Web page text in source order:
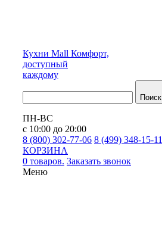
Кухни Mall Комфорт,
доступный
каждому
Поиск
ПН-ВС
с 10:00 до 20:00
8 (800) 302-77-06 8 (499) 348-15-11
КОРЗИНА
0 товаров. Заказать звонок
Меню